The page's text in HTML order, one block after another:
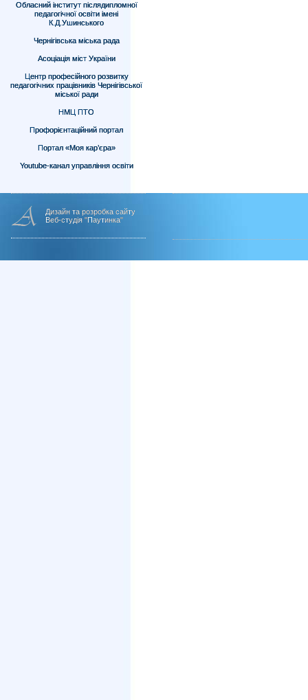
Обласний інститут післядипломної
педагогічної освіти імені
К.Д.Ушинського
Чернігівська міська рада
Асоціація міст України
Центр професійного розвитку
педагогічних працівників Чернігівської
міської ради
НМЦ ПТО
Профорієнтаційний портал
Портал «Моя кар’єра»
Youtube-канал управління освіти
Дизайн та розробка сайту
Веб-студія "Паутинка"